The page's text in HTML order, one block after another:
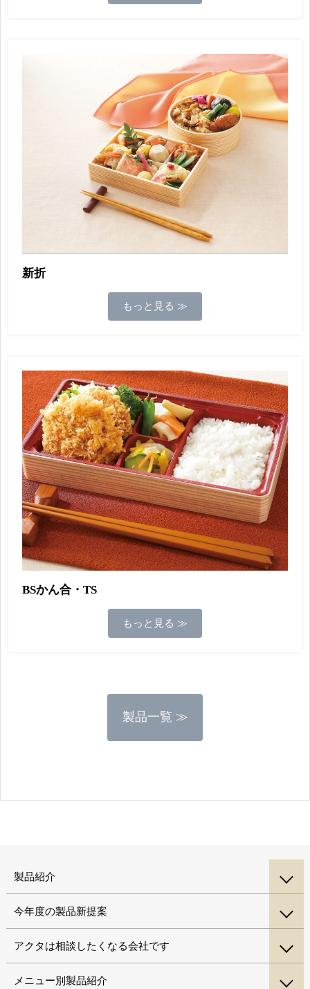
新折
もっと見る ≫
BSかん合・TS
もっと見る ≫
製品一覧 ≫
製品紹介
今年度の製品新提案
アクタは相談したくなる会社です
メニュー別製品紹介